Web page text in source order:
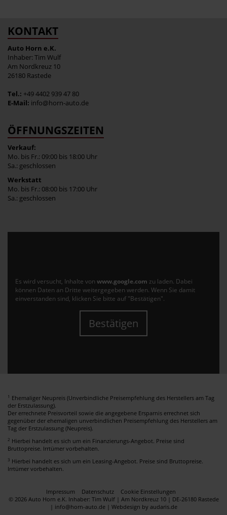
KONTAKT
Auto Horn e.K.
Inhaber: Tim Wulf
Am Nordkreuz 10
26180 Rastede
Tel.: +49 4402 939 47 80
E-Mail: info@horn-auto.de
ÖFFNUNGSZEITEN
Verkauf:
Mo. bis Fr.: 09:00 bis 18:00 Uhr
Sa.: geschlossen
Werkstatt
Mo. bis Fr.: 08:00 bis 17:00 Uhr
Sa.: geschlossen
Es wird versucht, Inhalte von www.google.com zu laden. Dabei
können Daten an Dritte weitergegeben werden. Wenn Sie damit
einverstanden sind, klicken Sie bitte auf "Bestätigen".
Bestätigen
1 Ehemaliger Neupreis (Unverbindliche Preisempfehlung des Herstellers am Tag
der Erstzulassung).
Der errechnete Preisvorteil sowie die angegebene Ersparnis errechnet sich
gegenüber der ehemaligen unverbindlichen Preisempfehlung des Herstellers am
Tag der Erstzulassung (Neupreis).
2 Hierbei handelt es sich um ein Finanzierungs-Angebot. Preise sind
Bruttopreise. Irrtümer vorbehalten.
3 Hierbei handelt es sich um ein Leasing-Angebot. Preise sind Bruttopreise.
Irrtümer vorbehalten.
Impressum Datenschutz
Cookie Einstellungen
© 2026 Auto Horn e.K. Inhaber: Tim Wulf | Am Nordkreuz 10 | DE-26180 Rastede
| info@horn-auto.de | Webdesign by audaris.de